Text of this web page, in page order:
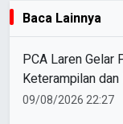
Baca Lainnya
PCA Laren Gelar
Keterampilan
09/08/2026 22:27